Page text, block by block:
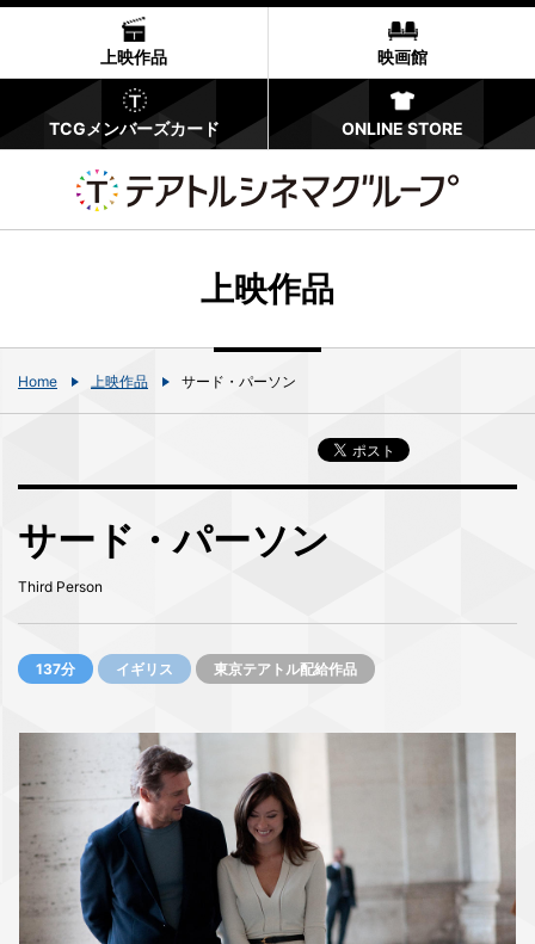
上映作品 映画館
TCGメンバーズカード ONLINE STORE
上映作品
Home 上映作品 サード・パーソン
サード・パーソン
Third Person
137分 イギリス 東京テアトル配給作品